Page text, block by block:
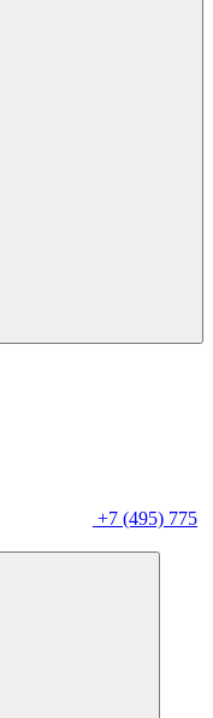
+7 (495) 775